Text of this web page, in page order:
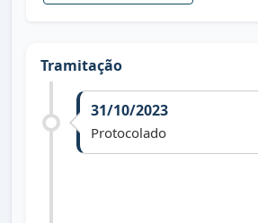
Tramitação
31/10/2023
Protocolado